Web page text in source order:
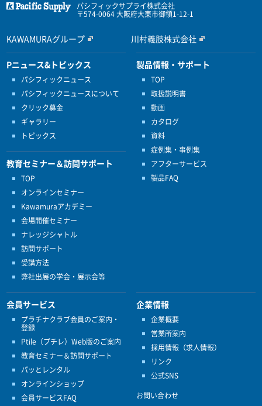
パシフィックサプライ株式会社
〒574-0064 大阪府大東市御領1-12-1
KAWAMURAグループ 川村義肢株式会社
Pニュース&トピックス
パシフィックニュース
パシフィックニュースについて
クリック募金
ギャラリー
トピックス
教育セミナー＆訪問サポート
TOP
オンラインセミナー
Kawamuraアカデミー
会場開催セミナー
ナレッジシャトル
訪問サポート
受講方法
弊社出展の学会・展示会等
製品情報・サポート
TOP
取扱説明書
動画
カタログ
資料
症例集・事例集
アフターサービス
製品FAQ
会員サービス
プラチナクラブ会員のご案内・
登録
Ptile（プチレ）Web版のご案内
教育セミナー＆訪問サポート
パッとレンタル
オンラインショップ
会員サービスFAQ
企業情報
企業概要
営業所案内
採用情報（求人情報）
リンク
公式SNS
お問い合わせ